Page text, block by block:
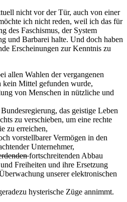
nicht vor der Tür, auch von einer
ich nicht reden, weil ich das für
des Faschismus, der System
und Barbarei halte. Und doch haben
Erscheinungen zur Kenntnis zu
allen Wahlen der vergangenen
kein Mittel gefunden wurde,
von Menschen in nützliche und
das geistige Leben
zu verschieben, um eine rechte
zu erreichen,
vorstellbarer Vermögen in den
Unternehmer,
fortschreitenden Abbau
Freiheiten und ihre Ersetzung
unserer elektronischen
hysterische Züge annimmt.